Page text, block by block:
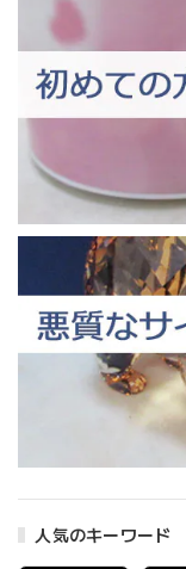
人気のキーワード